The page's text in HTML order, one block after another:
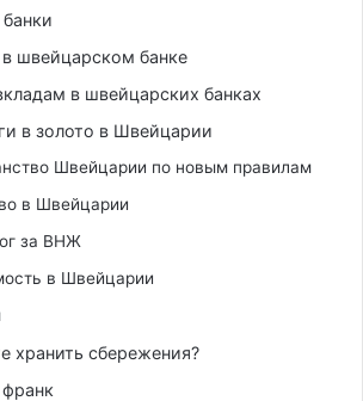
швейцарском банке
в швейцарских банках
в золото в Швейцарии
Швейцарии по новым правилам
в Швейцарии
за ВНЖ
в Швейцарии
хранить сбережения?